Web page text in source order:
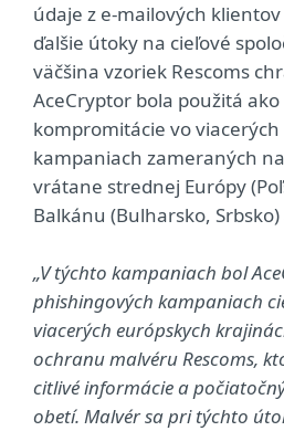
údaje z e-mailových
ďalšie útoky na cieľové
väčšina vzoriek Rescoms
AceCryptor bola použitá
kompromitácie vo
kampaniach zameraných
vrátane strednej Európy
Balkánu (Bulharsko,
„V týchto kampaniach bol
phishingových kampaniach
viacerých európskych
ochranu malvéru Rescoms,
citlivé informácie a
obetí. Malvér sa pri týchto